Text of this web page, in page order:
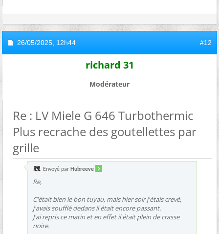
26/05/2025, 12h44 #12
richard 31
Modérateur
Re : LV Miele G 646 Turbothermic
Plus recrache des goutellettes par
grille
Envoyé par Hubreeve
Re,
C'était bien le bon tuyau, mais hier soir j'étais crevé,
j'avais soufflé dedans il était encore passant.
J'ai repris ce matin et en effet il était plein de crasse
noire.